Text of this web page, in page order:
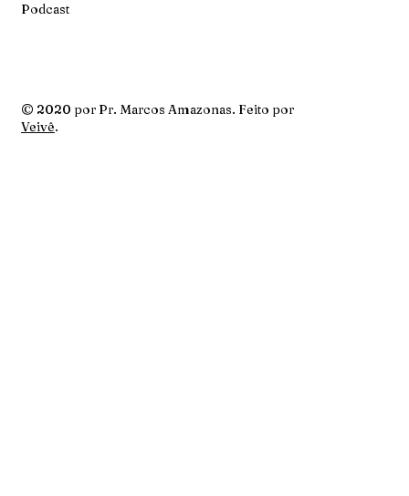
Podcast
© 2020 por Pr. Marcos Amazonas. Feito por
Veivê.